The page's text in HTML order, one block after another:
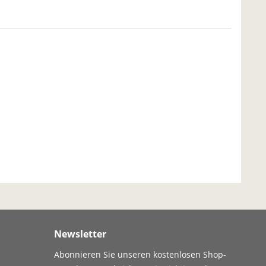
Newsletter
Abonnieren Sie unseren kostenlosen Shop-